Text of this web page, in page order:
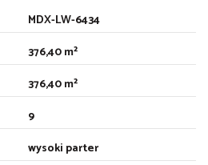
MDX-LW-6434
376,40 m²
376,40 m²
9
wysoki parter